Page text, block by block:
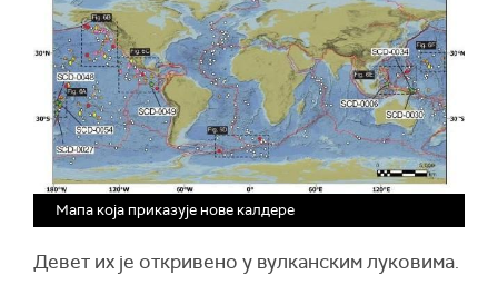
Мапа која приказује нове калдере
Девет их је откривено у вулканским луковима.